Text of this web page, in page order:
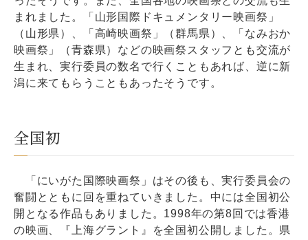
まれました。「山形国際ドキュメンタリー映画祭」
（山形県）、「高崎映画祭」（群馬県）、「なみおか
映画祭」（青森県）などの映画祭スタッフとも交流が
生まれ、実行委員の数名で行くこともあれば、逆に新
潟に来てもらうこともあったそうです。
全国初
「にいがた国際映画祭」はその後も、実行委員会の
奮闘とともに回を重ねていきました。中には全国初公
開となる作品もありました。1998年の第8回では香港
の映画、『上海グラント』を全国初公開しました。県